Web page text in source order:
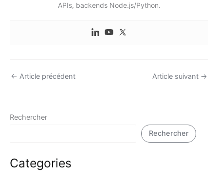
APIs, backends Node.js/Python.
← Article précédent Article suivant →
Rechercher
Rechercher
Categories